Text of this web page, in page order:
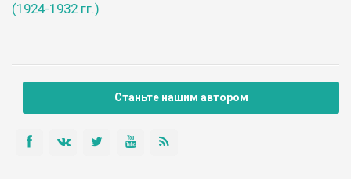
(1924-1932 гг.)
Станьте нашим автором